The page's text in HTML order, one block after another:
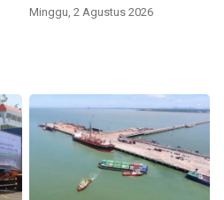
Minggu, 2 Agustus 2026